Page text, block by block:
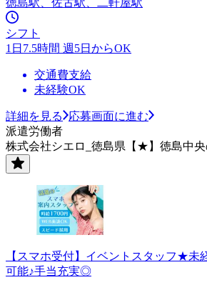
シフト
1日7.5時間 週5日からOK
交通費支給
未経験OK
詳細を見る
応募画面に進む
派遣労働者
株式会社シエロ_徳島県【★】徳島中
【スマホ受付】イベントスタッフ★未
可能♪手当充実◎